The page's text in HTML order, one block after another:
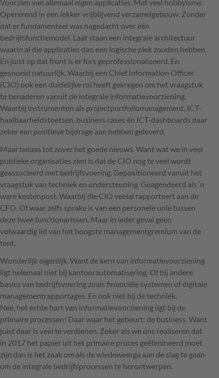
Voorzien van allemaal eigen applicaties. Met veel hobbyisme.
Opererend in een lekker vrijblijvend verzamelgebouw. Zonder
dat er fundamenteel was nagedacht over één
bedrijfsfunctiemodel. Laat staan een integrale architectuur
waarin al die applicaties dan een logische plek zouden hebben.
En juist op dat front is er fors geprofessionaliseerd. En
gesnoeid natuurlijk. Waarbij een Chief Information Officer
(CIO) ook een duidelijke rol heeft gekregen om het vraagstuk
te benaderen vanuit de integrale informatievoorziening.
Waarbij instrumenten als projectportfoliomanagement, ICT-
haalbaarheidstoetsen, business cases én ICT-dashboards daar
zeker een positieve bijdrage aan hebben geleverd.
Maar helaas tot zover het goede nieuws. Want wat we in veel
publieke organisaties zien is dat de CIO nog te veel wordt
geassocieerd met bedrijfsvoering. Gepositioneerd vanuit het
vraagstuk van techniek en ondersteuning. Geagendeerd als ’n
ware kostenpost. Waarbij die CIO veelal rapporteert aan de
CFO . Of waar zelfs sprake is van een personele unie tussen
deze twee functionarissen. Maar in ieder geval geen
volwaardig lid van het hoogste managementgremium van de
tent.
Wonderlijk eigenlijk. Want de kern van informatievoorziening
ligt helemaal niet bij kantoorautomatisering. Of bij andere
basics van bedrijfsvoering zoals financiële systemen of digitale
managementrapportages. En ook niet bij de techniek.
Nee, het échte hart van informatievoorziening ligt bij de
primaire processen! Daar waar het gebeurt: de business. Want
juist daar is veel te verdienen. Zeker als we ons realiseren dat
in 2017 het papier uit het primaire proces geëlimineerd moet
zijn dan is het zaak om als de wiedeweerga aan de slag te gaan
om de integrale bedrijfsprocessen te herontwerpen.